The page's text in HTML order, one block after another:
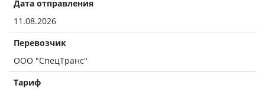
Дата отправления
11.08.2026
Перевозчик
ООО "СпецТранс"
Тариф